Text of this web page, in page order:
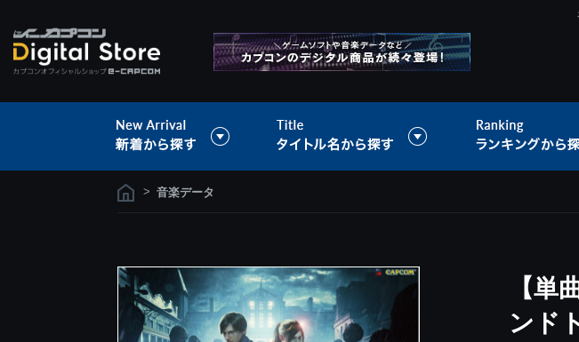
> 音楽データ
【単
ンド